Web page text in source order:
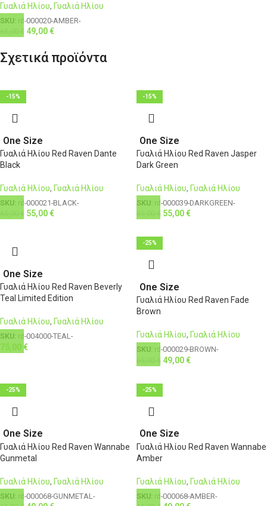
Γυαλιά Ηλίου, Γυαλιά Ηλίου
SKU: rd-000020-AMBER-
€ 49,00€
Σχετικά προϊόντα
-15%
One Size
Γυαλιά Ηλίου Red Raven Dante
Black
Γυαλιά Ηλίου, Γυαλιά Ηλίου
SKU: rd-000021-BLACK-
€ 55,00€
-15%
One Size
Γυαλιά Ηλίου Red Raven Jasper
Dark Green
Γυαλιά Ηλίου, Γυαλιά Ηλίου
SKU: rd-000039-DARKGREEN-
€ 55,00€
One Size
Γυαλιά Ηλίου Red Raven Beverly
Teal Limited Edition
Γυαλιά Ηλίου, Γυαλιά Ηλίου
SKU: rd-004000-TEAL-
75,00 €
-25%
One Size
Γυαλιά Ηλίου Red Raven Fade
Brown
Γυαλιά Ηλίου, Γυαλιά Ηλίου
SKU: rd-000029-BROWN-
€ 49,00€
-25%
One Size
Γυαλιά Ηλίου Red Raven Wannabe
Gunmetal
Γυαλιά Ηλίου, Γυαλιά Ηλίου
SKU: rd-000068-GUNMETAL-
-25%
One Size
Γυαλιά Ηλίου Red Raven Wannabe
Amber
Γυαλιά Ηλίου, Γυαλιά Ηλίου
SKU: rd-000068-AMBER-